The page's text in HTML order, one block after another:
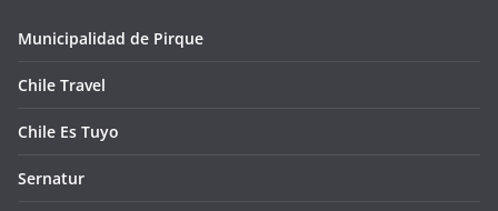
Municipalidad de Pirque
Chile Travel
Chile Es Tuyo
Sernatur